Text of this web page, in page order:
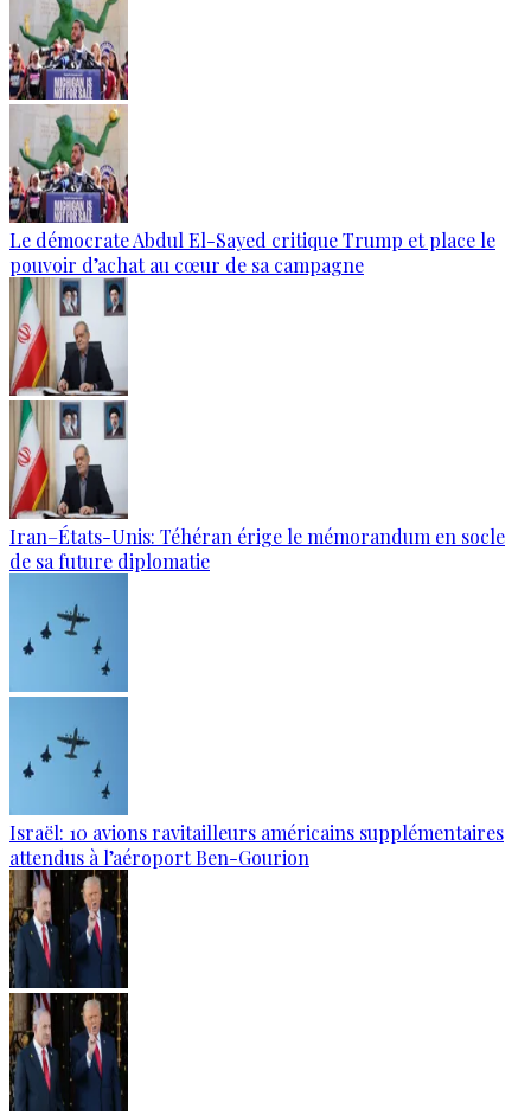
Le démocrate Abdul El-Sayed critique Trump et place le
pouvoir d’achat au cœur de sa campagne
Iran–États-Unis: Téhéran érige le mémorandum en socle
de sa future diplomatie
Israël: 10 avions ravitailleurs américains supplémentaires
attendus à l’aéroport Ben-Gourion